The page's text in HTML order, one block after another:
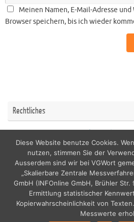
Meinen Namen, E-Mail-Adresse
Browser speichern, bis ich wieder
Rechtliches
Impressum Datenschutzerklärung
copyright by
Diese Website benutze Cookies.
nutzen, stimmen Sie der
Ausserdem sind wir bei VGWort
„Skalierbare Zentrale
GmbH (INFOnline GmbH, Brühler
Ermittlung statistischer
Kopierwahrscheinlichkeit von
Messwerte